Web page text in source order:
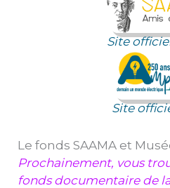
Site
Site
Le fonds SAAMA et
Prochainement, vous
fonds documentaire de